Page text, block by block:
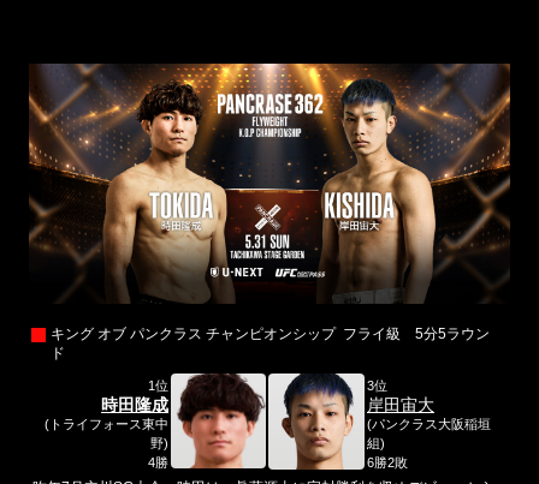
キング オブ パンクラス チャンピオンシップ フライ級 5分5ラウン
ド
1位
時田隆成
(トライフォース東中
野)
4勝
3位
岸田宙大
(パンクラス大阪稲垣
組)
6勝2敗